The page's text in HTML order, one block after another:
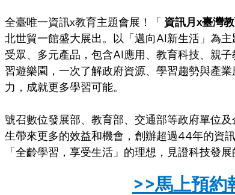
全臺唯一資訊x教育主題會展！「 資訊月x臺灣
北世貿一館盛大展出。以「邁向AI新生活」為
受眾、多元產品，包含AI應用、教育科技、親
習遊樂園，一次了解政府資源、學習趨勢與產
力，成就更多學習可能。
號召數位發展部、教育部、交通部等政府單位
生帶來更多的效益和機會，創辦超過44年的資
「全齡學習，享受生活」的理想，見證科技發展
>>馬上預約